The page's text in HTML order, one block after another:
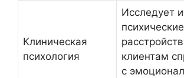
Клиническая
психология
Исследует
психические
клиентам
с